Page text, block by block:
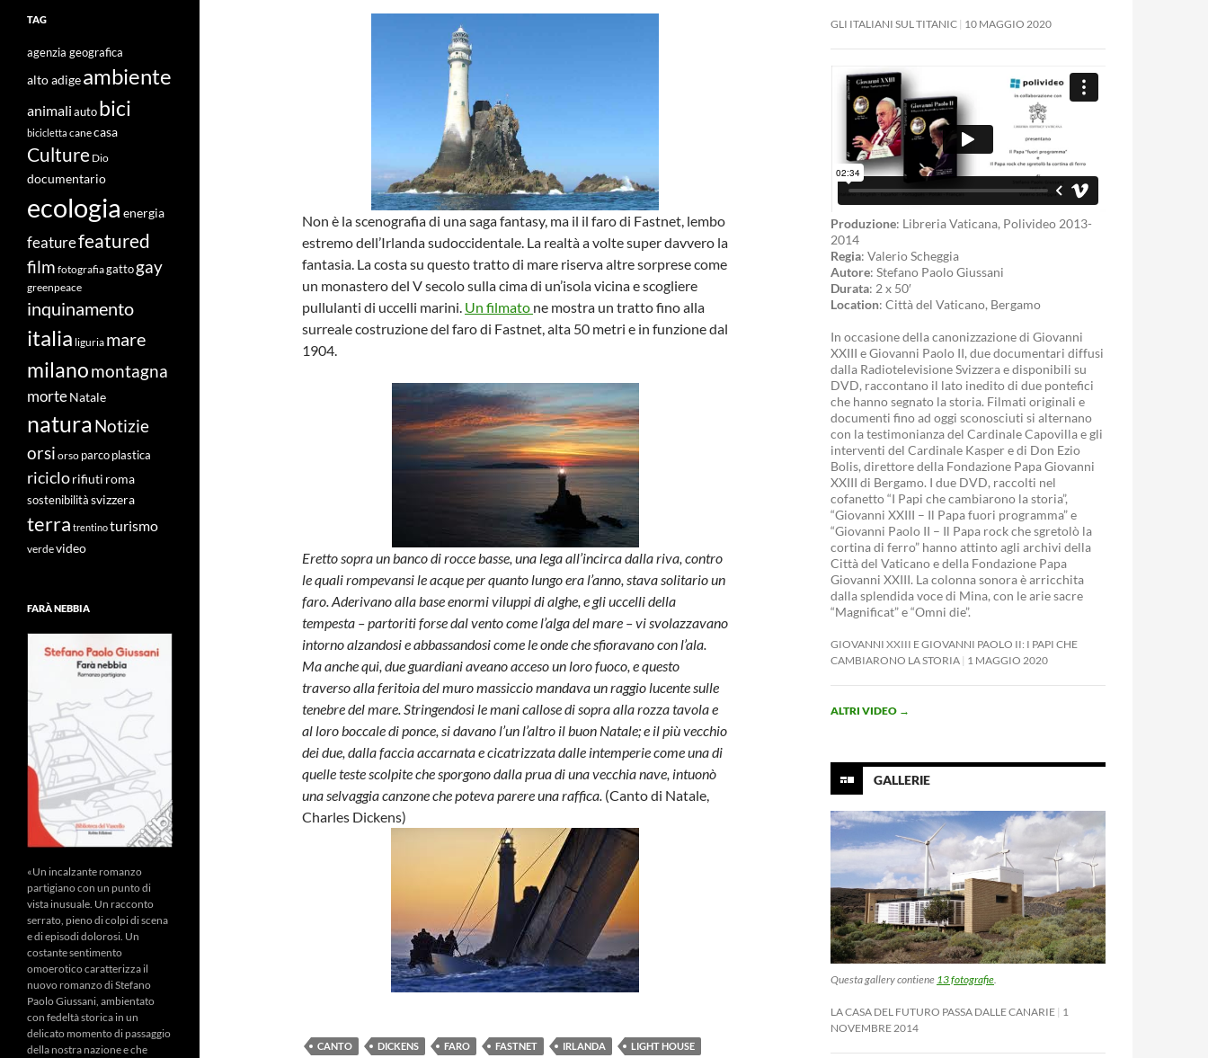
Non è la scenografia di una saga fantasy, ma il il faro di Fastnet, lembo
estremo dell’Irlanda sudoccidentale. La realtà a volte super davvero la
fantasia. La costa su questo tratto di mare riserva altre sorprese come
un monastero del V secolo sulla cima di un’isola vicina e scogliere
pullulanti di uccelli marini. Un filmato ne mostra un tratto fino alla
surreale costruzione del faro di Fastnet, alta 50 metri e in funzione dal
1904.
Eretto sopra un banco di rocce basse, una lega all’incirca dalla riva, contro
le quali rompevansi le acque per quanto lungo era l’anno, stava solitario un
faro. Aderivano alla base enormi viluppi di alghe, e gli uccelli della
tempesta – partoriti forse dal vento come l’alga del mare – vi svolazzavano
intorno alzandosi e abbassandosi come le onde che sfioravano con l’ala.
Ma anche qui, due guardiani aveano acceso un loro fuoco, e questo
traverso alla feritoia del muro massiccio mandava un raggio lucente sulle
tenebre del mare. Stringendosi le mani callose di sopra alla rozza tavola e
al loro boccale di ponce, si davano l’un l’altro il buon Natale; e il più vecchio
dei due, dalla faccia accarnata e cicatrizzata dalle intemperie come una di
quelle teste scolpite che sporgono dalla prua di una vecchia nave, intuonò
una selvaggia canzone che poteva parere una raffica. (Canto di Natale,
Charles Dickens)
CANTO DICKENS FARO FASTNET IRLANDA
LIGHT HOUSE
GLI ITALIANI SUL TITANIC 10 MAGGIO 2020
Produzione: Libreria Vaticana, Polivideo 2013-
2014
Regia: Valerio Scheggia
Autore: Stefano Paolo Giussani
Durata: 2 x 50′
Location: Città del Vaticano, Bergamo
In occasione della canonizzazione di Giovanni
XXIII e Giovanni Paolo II, due documentari diffusi
dalla Radiotelevisione Svizzera e disponibili su
DVD, raccontano il lato inedito di due pontefici
che hanno segnato la storia. Filmati originali e
documenti fino ad oggi sconosciuti si alternano
con la testimonianza del Cardinale Capovilla e gli
interventi del Cardinale Kasper e di Don Ezio
Bolis, direttore della Fondazione Papa Giovanni
XXIII di Bergamo. I due DVD, raccolti nel
cofanetto “I Papi che cambiarono la storia”,
“Giovanni XXIII – Il Papa fuori programma” e
“Giovanni Paolo II – Il Papa rock che sgretolò la
cortina di ferro” hanno attinto agli archivi della
Città del Vaticano e della Fondazione Papa
Giovanni XXIII. La colonna sonora è arricchita
dalla splendida voce di Mina, con le arie sacre
“Magnificat” e “Omni die”.
GIOVANNI XXIII E GIOVANNI PAOLO II: I PAPI CHE
CAMBIARONO LA STORIA 1 MAGGIO 2020
ALTRI VIDEO →
GALLERIE
Questa gallery contiene 13 fotografie.
LA CASA DEL FUTURO PASSA DALLE CANARIE 1
NOVEMBRE 2014
TAG
agenzia geografica
alto adigeambiente
animali auto bici
bicicletta canecasa
Culture Dio
documentario
ecologia energia
featurefeatured
film fotografiagatto gay
greenpeace
inquinamento
italia liguria mare
milanomontagna
morteNatale
naturaNotizie
orsi orso parco plastica
riciclorifiuti roma
sostenibilità svizzera
terra trentinoturismo
verdevideo
FARÀ NEBBIA
«Un incalzante romanzo
partigiano con un punto di
vista inusuale. Un racconto
serrato, pieno di colpi di scena
e di episodi dolorosi. Un
costante sentimento
omoerotico caratterizza il
nuovo romanzo di Stefano
Paolo Giussani, ambientato
con fedeltà storica in un
delicato momento di passaggio
della nostra nazione e che